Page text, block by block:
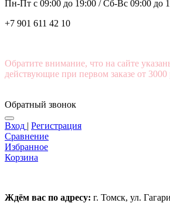
Пн-Пт с 09:00 до 19:00 /Сб-Вс 09:00 до
+7 901 611 42 10
Обратите внимание, что на сайте
действующие при первом заказе от 3000
Обратный звонок
Вход | Регистрация
Сравнение
Избранное
Корзина
Ждём вас по адресу: г. Томск, ул.